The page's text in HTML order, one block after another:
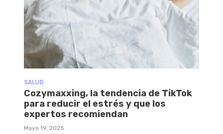
SALUD
Cozymaxxing, la tendencia de TikTok
para reducir el estrés y que los
expertos recomiendan
Mayo 19, 2025